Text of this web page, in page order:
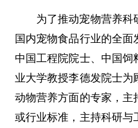
为了推动宠物营养科
国内宠物食品行业的全
中国工程院院士、中国饲
业大学教授李德发院士为
动物营养方面的专家，主
或行业标准，主持科研与